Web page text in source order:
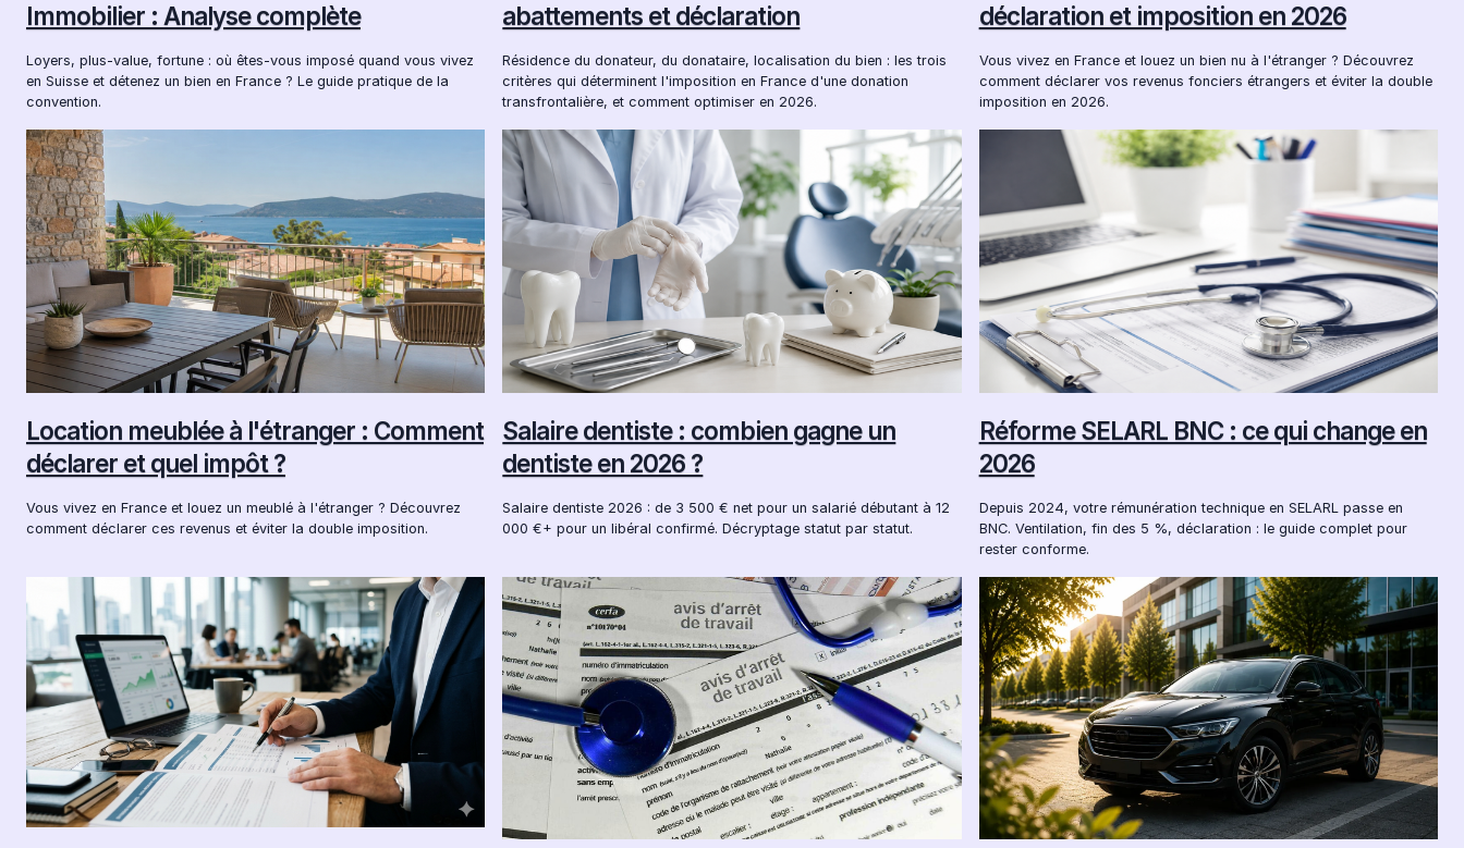
Immobilier : Analyse complète
Loyers, plus-value, fortune : où êtes-vous imposé quand vous vivez
en Suisse et détenez un bien en France ? Le guide pratique de la
convention.
abattements et déclaration
Résidence du donateur, du donataire, localisation du bien : les trois
critères qui déterminent l'imposition en France d'une donation
transfrontalière, et comment optimiser en 2026.
déclaration et imposition en 2026
Vous vivez en France et louez un bien nu à l'étranger ? Découvrez
comment déclarer vos revenus fonciers étrangers et éviter la double
imposition en 2026.
Location meublée à l'étranger : Comment
déclarer et quel impôt ?
Vous vivez en France et louez un meublé à l'étranger ? Découvrez
comment déclarer ces revenus et éviter la double imposition.
Salaire dentiste : combien gagne un
dentiste en 2026 ?
Salaire dentiste 2026 : de 3 500 € net pour un salarié débutant à 12
000 €+ pour un libéral confirmé. Décryptage statut par statut.
Réforme SELARL BNC : ce qui change en
2026
Depuis 2024, votre rémunération technique en SELARL passe en
BNC. Ventilation, fin des 5 %, déclaration : le guide complet pour
rester conforme.